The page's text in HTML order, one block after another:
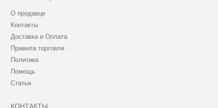
О продавце
Контакты
Доставка и Оплата
Правила торговли
Политика
Помощь
Статьи
КОНТАКТЫ